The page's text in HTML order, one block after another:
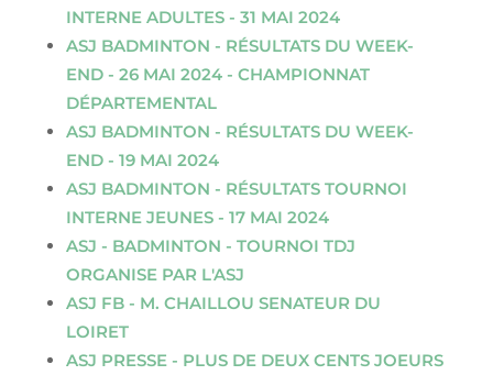
INTERNE ADULTES - 31 MAI 2024
ASJ BADMINTON - RÉSULTATS DU WEEK-
END - 26 MAI 2024 - CHAMPIONNAT
DÉPARTEMENTAL
ASJ BADMINTON - RÉSULTATS DU WEEK-
END - 19 MAI 2024
ASJ BADMINTON - RÉSULTATS TOURNOI
INTERNE JEUNES - 17 MAI 2024
ASJ - BADMINTON - TOURNOI TDJ
ORGANISE PAR L'ASJ
ASJ FB - M. CHAILLOU SENATEUR DU
LOIRET
ASJ PRESSE - PLUS DE DEUX CENTS JOEURS